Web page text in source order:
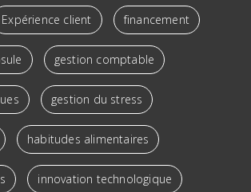
Expérience client financement
gestion comptable
gestion du stress
habitudes alimentaires
innovation technologique